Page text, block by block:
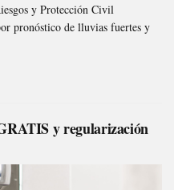
y Protección Civil
pronóstico de lluvias fuertes y
y regularización